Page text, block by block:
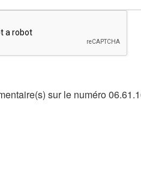
sur le numéro